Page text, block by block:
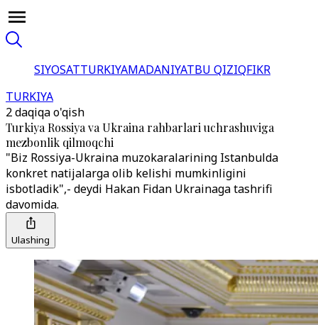
SIYOSATTURKIYAMADANIYATBU QIZIQFIKR
TURKIYA
2 daqiqa o'qish
Turkiya Rossiya va Ukraina rahbarlari uchrashuviga
mezbonlik qilmoqchi
"Biz Rossiya-Ukraina muzokaralarining Istanbulda
konkret natijalarga olib kelishi mumkinligini
isbotladik",- deydi Hakan Fidan Ukrainaga tashrifi
davomida.
Ulashing